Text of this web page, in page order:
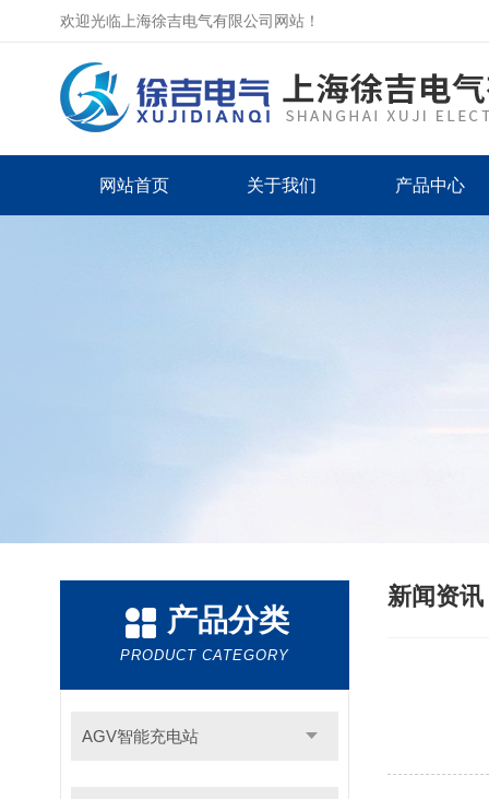
欢迎光临上海徐吉电气有限公司网站！
网站首页 关于我们 产品中心
产品分类
PRODUCT CATEGORY
AGV智能充电站
新闻资讯